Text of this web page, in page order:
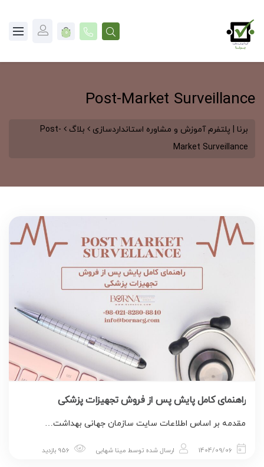
0
Post-Market Surveillance
برنا | پلتفرم آموزش و مشاوره استانداردسازی بلاگ
Post-
Market Surveillance
راهنمای کامل پایش پس از فروش تجهیزات پزشکی
مقدمه بر اساس اطلاعات سایت سازمان جهانی بهداشت…
1404/09/06 ارسال شده توسط مینا شهابی